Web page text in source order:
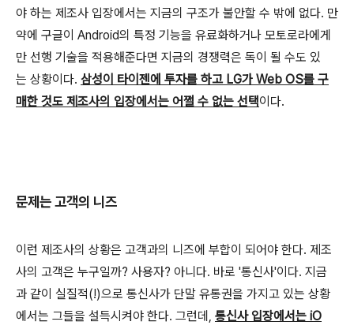
야 하는 제조사 입장에서는 지금의 구조가 불안할 수 밖에 없다. 만
약에 구글이 Android의 특정 기능을 유료화하거나 모토로라에게
만 선행 기술을 적용해준다면 지금의 경쟁력은 독이 될 수도 있
는 상황이다. 삼성이 타이젠에 투자를 하고 LG가 Web OS를 구
매한 것도 제조사의 입장에서는 어쩔 수 없는 선택이다.
문제는 고객의 니즈
이런 제조사의 상황은 고객과의 니즈에 부합이 되어야 한다. 제조
사의 고객은 누구일까? 사용자? 아니다. 바로 '통신사'이다. 지금
과 같이 실질적(!)으로 통신사가 단말 유통권을 가지고 있는 상황
에서는 그들을 설득시켜야 한다. 그런데, 통신사 입장에서는 iO